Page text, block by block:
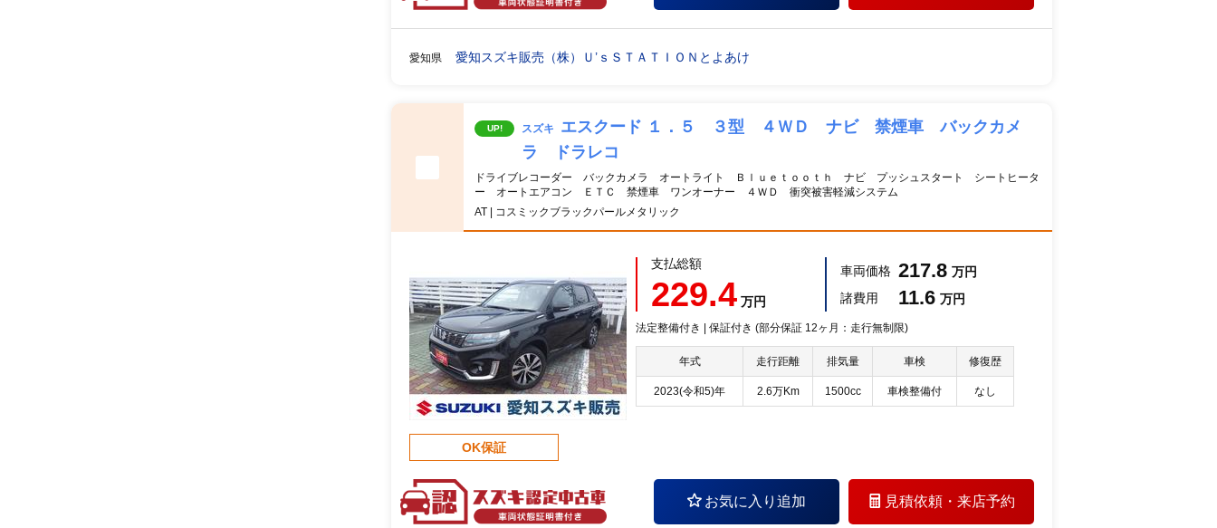
愛知県 愛知スズキ販売（株）Ｕ’ｓＳＴＡＴＩＯＮとよあけ
UP! スズキ
エスクード １．５ ３型 ４ＷＤ ナビ 禁煙車 バックカメ
ラ ドラレコ
ドライブレコーダー バックカメラ オートライト Ｂｌｕｅｔｏｏｔｈ ナビ プッシュスタート シートヒータ
ー オートエアコン ＥＴＣ 禁煙車 ワンオーナー ４ＷＤ 衝突被害軽減システム
AT | コスミックブラックパールメタリック
支払総額
229.4 万円
車両価格 217.8 万円
諸費用
11.6 万円
法定整備付き | 保証付き (部分保証 12ヶ月：走行無制限)
年式 走行距離 排気量 車検 修復歴
2023(令和5)年 2.6万Km 1500cc 車検整備付 なし
OK保証
お気に入り追加 見積依頼・ 来店予約